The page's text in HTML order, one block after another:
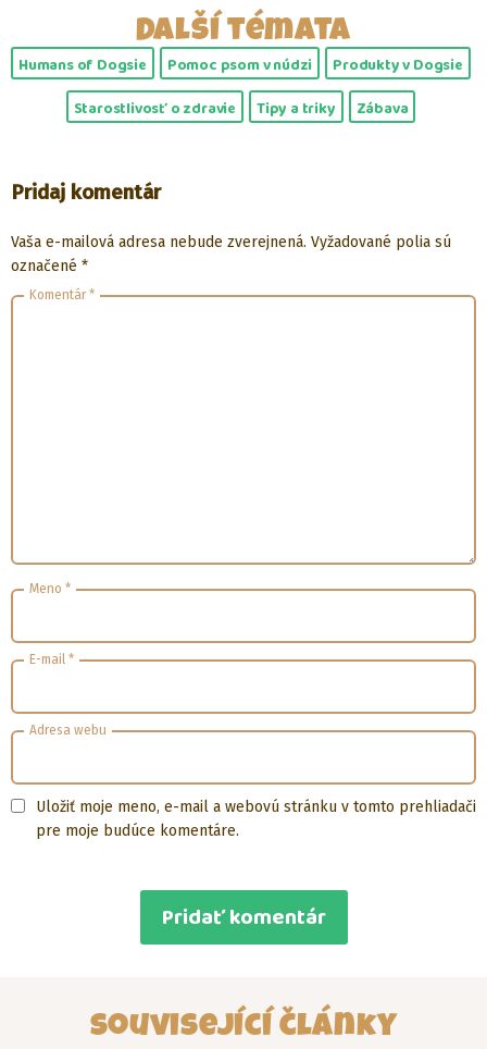
Další témata
Humans of Dogsie Pomoc psom v núdzi
Produkty v Dogsie
Starostlivosť o zdravie
Tipy a triky Zábava
Pridaj komentár
Vaša e-mailová adresa nebude zverejnená. Vyžadované polia sú
označené *
Komentár*
Meno *
E-mail *
Adresa webu
Uložiť moje meno, e-mail a webovú stránku v tomto prehliadači
pre moje budúce komentáre.
Související články